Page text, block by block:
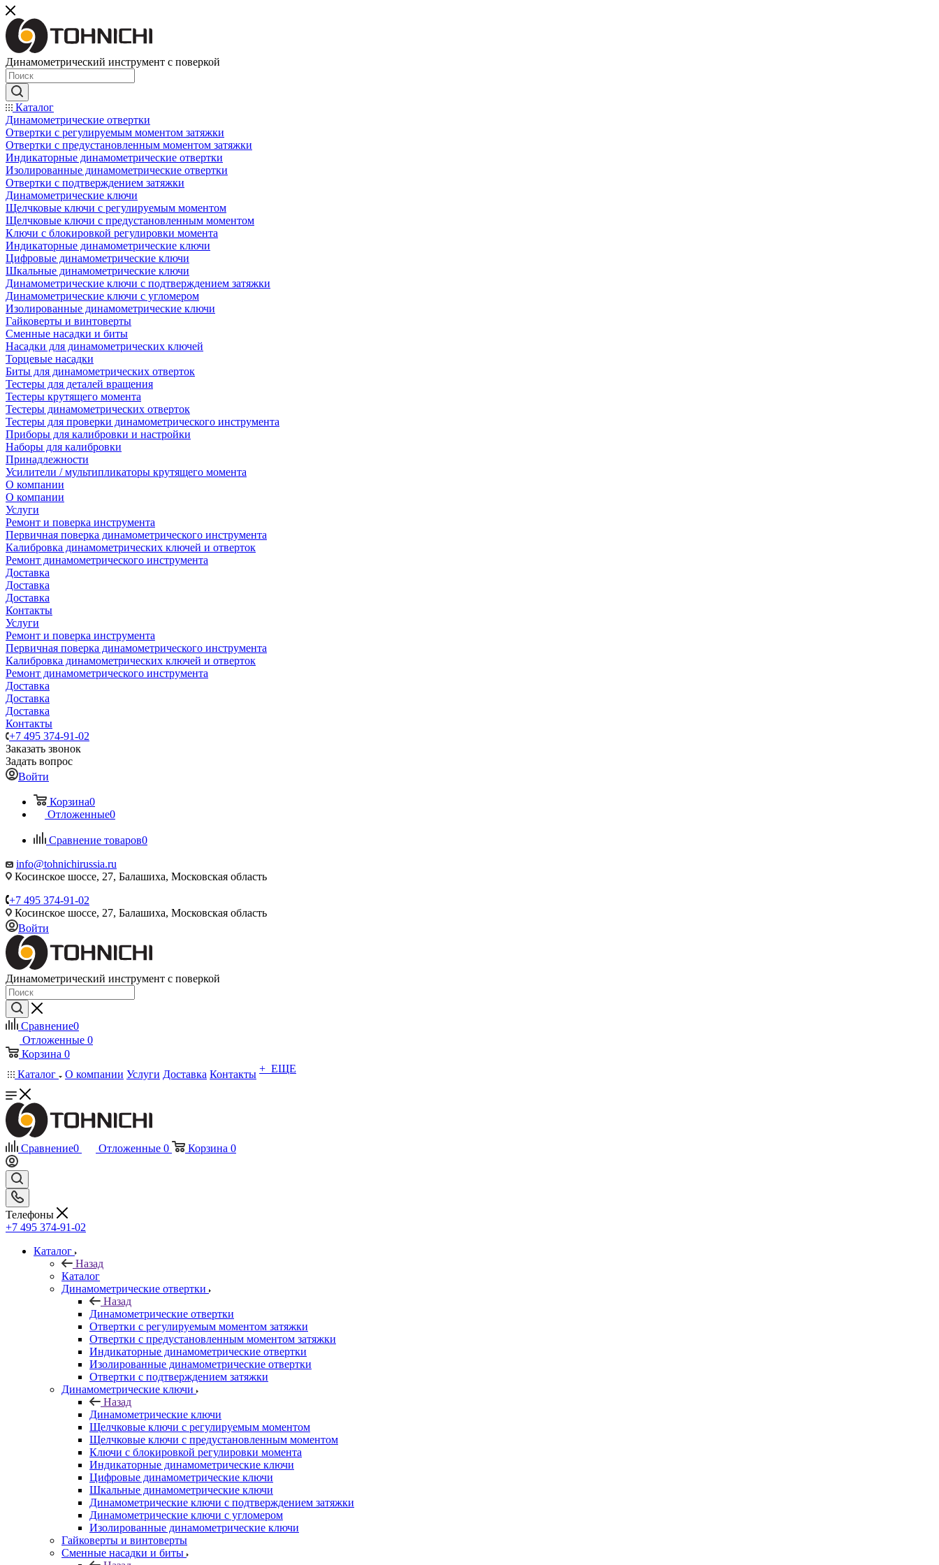
Динамометрический инструмент с поверкой
Каталог
Динамометрические отвертки
Отвертки с регулируемым моментом затяжки
Отвертки с предустановленным моментом затяжки
Индикаторные динамометрические отвертки
Изолированные динамометрические отвертки
Отвертки с подтверждением затяжки
Динамометрические ключи
Щелчковые ключи с регулируемым моментом
Щелчковые ключи с предустановленным моментом
Ключи с блокировкой регулировки момента
Индикаторные динамометрические ключи
Цифровые динамометрические ключи
Шкальные динамометрические ключи
Динамометрические ключи с подтверждением затяжки
Динамометрические ключи с угломером
Изолированные динамометрические ключи
Гайковерты и винтоверты
Сменные насадки и биты
Насадки для динамометрических ключей
Торцевые насадки
Биты для динамометрических отверток
Тестеры для деталей вращения
Тестеры крутящего момента
Тестеры динамометрических отверток
Тестеры для проверки динамометрического инструмента
Приборы для калибровки и настройки
Наборы для калибровки
Принадлежности
Усилители / мультипликаторы крутящего момента
О компании
О компании
Услуги
Ремонт и поверка инструмента
Первичная поверка динамометрического инструмента
Калибровка динамометрических ключей и отверток
Ремонт динамометрического инструмента
Доставка
Доставка
Доставка
Контакты
Услуги
Ремонт и поверка инструмента
Первичная поверка динамометрического инструмента
Калибровка динамометрических ключей и отверток
Ремонт динамометрического инструмента
Доставка
Доставка
Доставка
Контакты
+7 495 374-91-02
Заказать звонок
Задать вопрос
Войти
Корзина0
Отложенные0
Сравнение товаров0
info@tohnichirussia.ru
Косинское шоссе, 27, Балашиха, Московская область
+7 495 374-91-02
Косинское шоссе, 27, Балашиха, Московская область
Войти
Динамометрический инструмент с поверкой
Сравнение0
Отложенные 0
Корзина 0
Каталог
О компании Услуги Доставка Контакты + ЕЩЕ
Сравнение0 Отложенные 0 Корзина 0
Телефоны
+7 495 374-91-02
Каталог
Назад
Каталог
Динамометрические отвертки
Назад
Динамометрические отвертки
Отвертки с регулируемым моментом затяжки
Отвертки с предустановленным моментом затяжки
Индикаторные динамометрические отвертки
Изолированные динамометрические отвертки
Отвертки с подтверждением затяжки
Динамометрические ключи
Назад
Динамометрические ключи
Щелчковые ключи с регулируемым моментом
Щелчковые ключи с предустановленным моментом
Ключи с блокировкой регулировки момента
Индикаторные динамометрические ключи
Цифровые динамометрические ключи
Шкальные динамометрические ключи
Динамометрические ключи с подтверждением затяжки
Динамометрические ключи с угломером
Изолированные динамометрические ключи
Гайковерты и винтоверты
Сменные насадки и биты